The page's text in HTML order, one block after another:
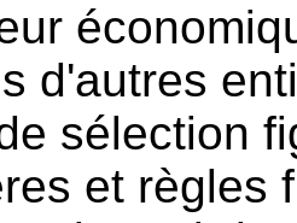
d'autres
sélection
et règles